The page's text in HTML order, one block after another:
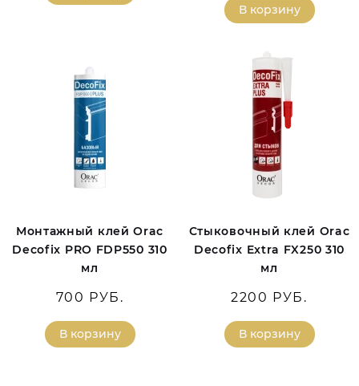
В корзину
Монтажный клей Orac
Decofix PRO FDP550 310
мл
700 РУБ.
В корзину
Стыковочный клей Orac
Decofix Extra FX250 310
мл
2200 РУБ.
В корзину